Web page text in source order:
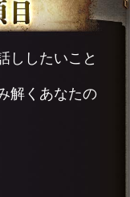
ししたいこと
解くあなたの